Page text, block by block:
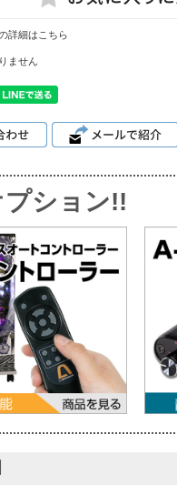
詳細はこちら
ません
ション!!